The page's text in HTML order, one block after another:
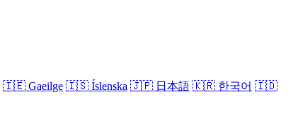
🇮🇪 Gaeilge 🇮🇸 Íslenska 🇯🇵 日本語 🇰🇷 한국어 🇮🇩